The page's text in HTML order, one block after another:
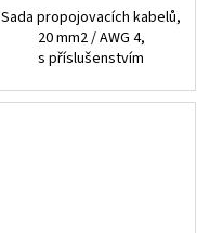
Sada propojovacích kabelů,
20 mm2 / AWG 4,
s příslušenstvím